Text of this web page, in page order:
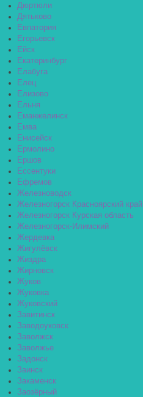
Дюртюли
Дятьково
Евпатория
Егорьевск
Ейск
Екатеринбург
Елабуга
Елец
Елизово
Ельня
Еманжелинск
Емва
Енисейск
Ермолино
Ершов
Ессентуки
Ефремов
Железноводск
Железногорск Красноярский край
Железногорск Курская область
Железногорск-Илимский
Жердевка
Жигулёвск
Жиздра
Жирновск
Жуков
Жуковка
Жуковский
Завитинск
Заводоуковск
Заволжск
Заволжье
Задонск
Заинск
Закаменск
Заозёрный